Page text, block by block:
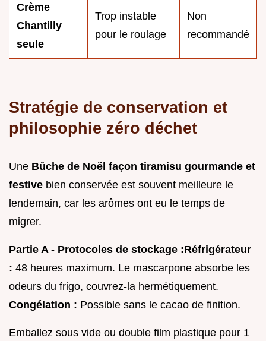
Crème
Chantilly
seule
Trop instable
pour le roulage
Non
recommandé
Stratégie de conservation et
philosophie zéro déchet
Une Bûche de Noël façon tiramisu gourmande et
festive bien conservée est souvent meilleure le
lendemain, car les arômes ont eu le temps de
migrer.
Partie A - Protocoles de stockage :Réfrigérateur
: 48 heures maximum. Le mascarpone absorbe les
odeurs du frigo, couvrez-la hermétiquement.
Congélation : Possible sans le cacao de finition.
Emballez sous vide ou double film plastique pour 1